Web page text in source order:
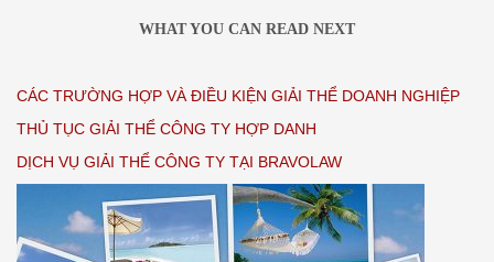
WHAT YOU CAN READ NEXT
CÁC TRƯỜNG HỢP VÀ ĐIỀU KIỆN GIẢI THỂ DOANH NGHIỆP
THỦ TỤC GIẢI THỂ CÔNG TY HỢP DANH
DỊCH VỤ GIẢI THỂ CÔNG TY TẠI BRAVOLAW